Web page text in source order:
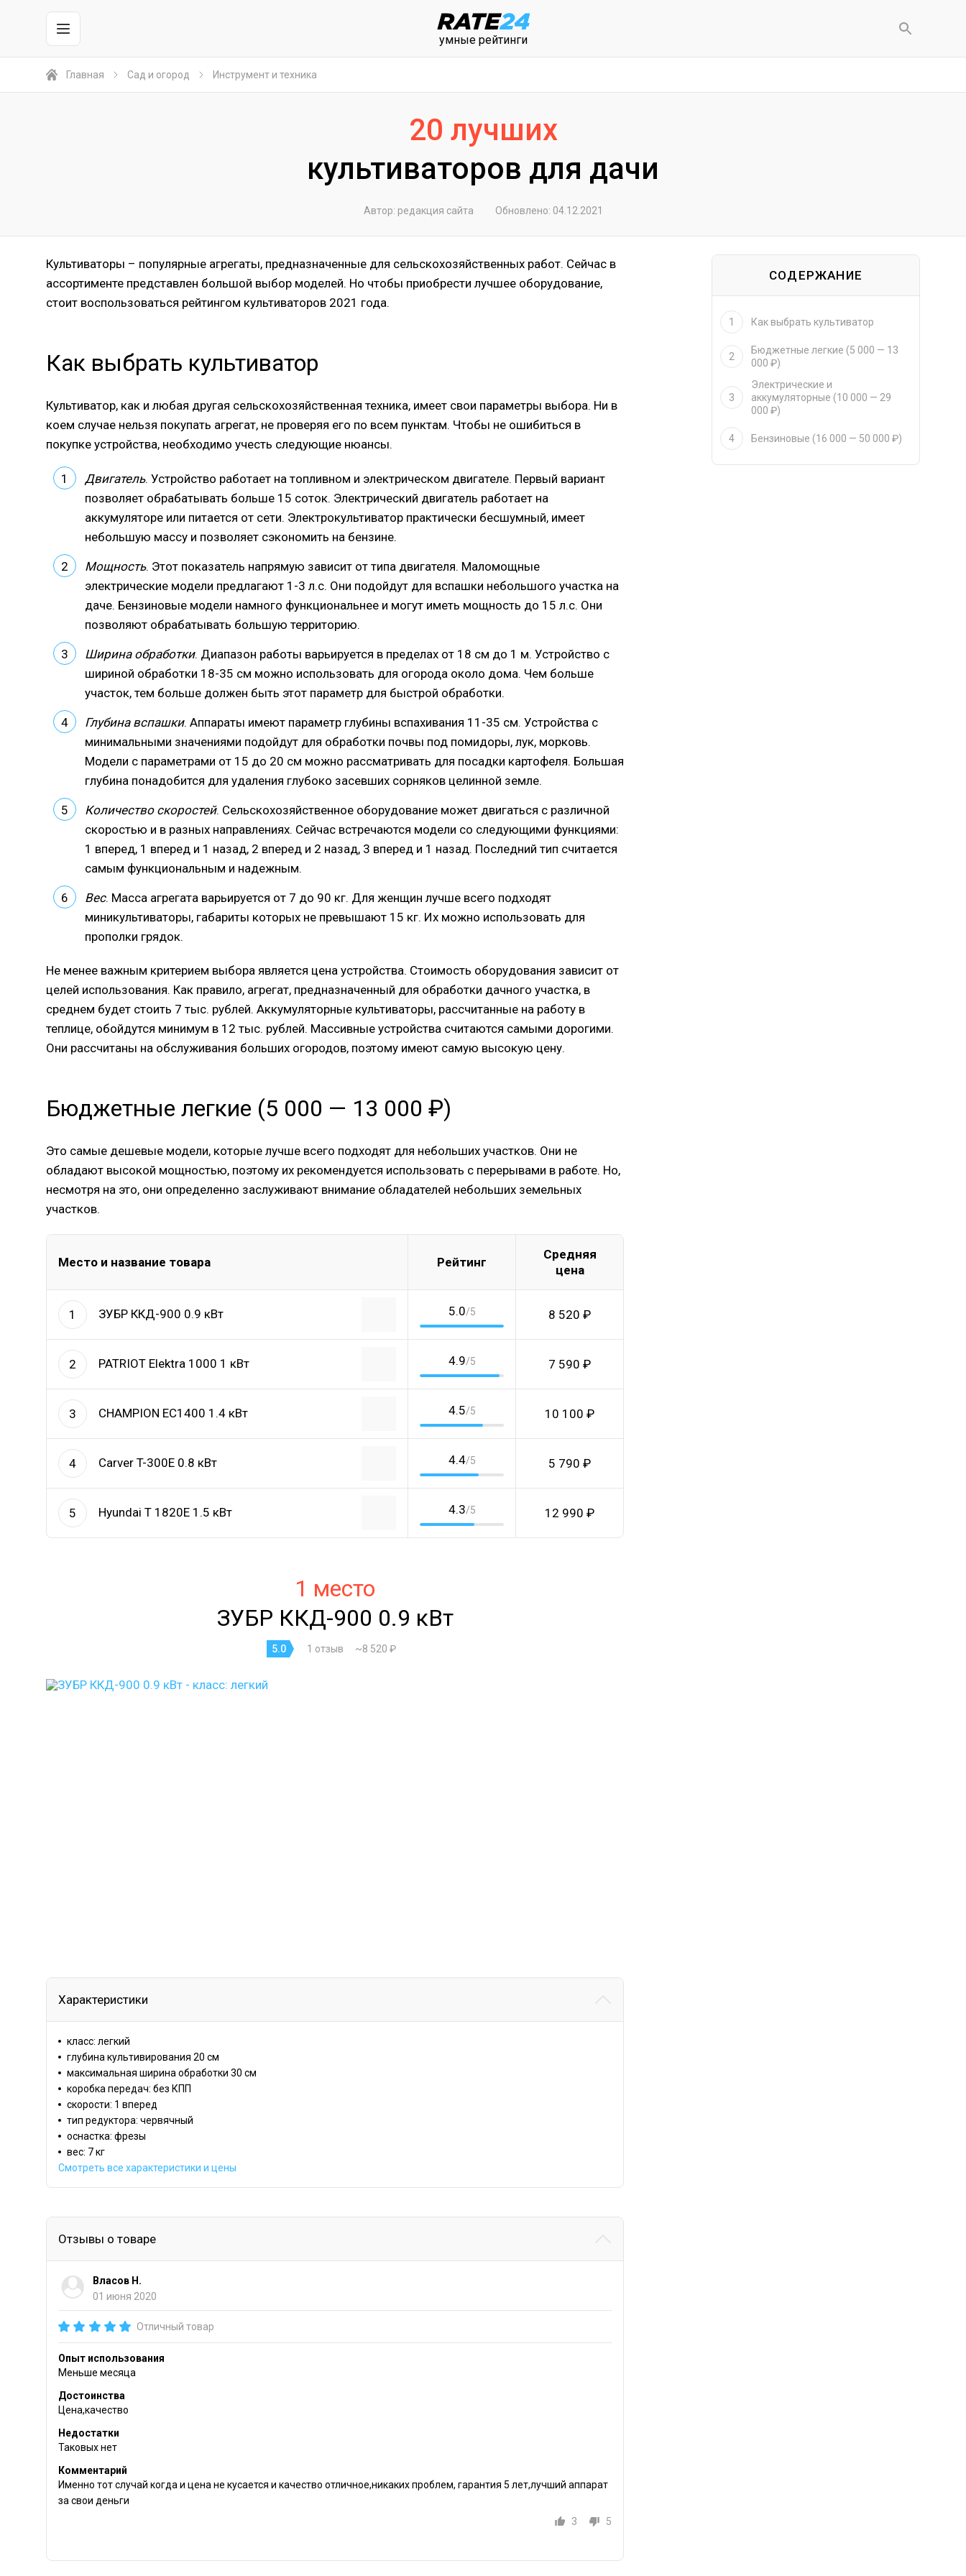
умные рейтинги
Главная Сад и огород Инструмент и техника
20 лучших
культиваторов для дачи
Автор: редакция сайта Обновлено: 04.12.2021
СОДЕРЖАНИЕ
1 Как выбрать культиватор
2
Бюджетные легкие (5 000 — 13
000 ₽)
3
Электрические и
аккумуляторные (10 000 — 29
000 ₽)
4 Бензиновые (16 000 — 50 000 ₽)
Культиваторы – популярные агрегаты, предназначенные для сельскохозяйственных работ. Сейчас в
ассортименте представлен большой выбор моделей. Но чтобы приобрести лучшее оборудование,
стоит воспользоваться рейтингом культиваторов 2021 года.
Как выбрать культиватор
Культиватор, как и любая другая сельскохозяйственная техника, имеет свои параметры выбора. Ни в
коем случае нельзя покупать агрегат, не проверяя его по всем пунктам. Чтобы не ошибиться в
покупке устройства, необходимо учесть следующие нюансы.
Двигатель. Устройство работает на топливном и электрическом двигателе. Первый вариант
позволяет обрабатывать больше 15 соток. Электрический двигатель работает на
аккумуляторе или питается от сети. Электрокультиватор практически бесшумный, имеет
небольшую массу и позволяет сэкономить на бензине.
Мощность. Этот показатель напрямую зависит от типа двигателя. Маломощные
электрические модели предлагают 1-3 л.с. Они подойдут для вспашки небольшого участка на
даче. Бензиновые модели намного функциональнее и могут иметь мощность до 15 л.с. Они
позволяют обрабатывать большую территорию.
Ширина обработки. Диапазон работы варьируется в пределах от 18 см до 1 м. Устройство с
шириной обработки 18-35 см можно использовать для огорода около дома. Чем больше
участок, тем больше должен быть этот параметр для быстрой обработки.
Глубина вспашки. Аппараты имеют параметр глубины вспахивания 11-35 см. Устройства с
минимальными значениями подойдут для обработки почвы под помидоры, лук, морковь.
Модели с параметрами от 15 до 20 см можно рассматривать для посадки картофеля. Большая
глубина понадобится для удаления глубоко засевших сорняков целинной земле.
Количество скоростей. Сельскохозяйственное оборудование может двигаться с различной
скоростью и в разных направлениях. Сейчас встречаются модели со следующими функциями:
1 вперед, 1 вперед и 1 назад, 2 вперед и 2 назад, 3 вперед и 1 назад. Последний тип считается
самым функциональным и надежным.
Вес. Масса агрегата варьируется от 7 до 90 кг. Для женщин лучше всего подходят
миникультиваторы, габариты которых не превышают 15 кг. Их можно использовать для
прополки грядок.
Не менее важным критерием выбора является цена устройства. Стоимость оборудования зависит от
целей использования. Как правило, агрегат, предназначенный для обработки дачного участка, в
среднем будет стоить 7 тыс. рублей. Аккумуляторные культиваторы, рассчитанные на работу в
теплице, обойдутся минимум в 12 тыс. рублей. Массивные устройства считаются самыми дорогими.
Они рассчитаны на обслуживания больших огородов, поэтому имеют самую высокую цену.
Бюджетные легкие (5 000 — 13 000 ₽)
Это самые дешевые модели, которые лучше всего подходят для небольших участков. Они не
обладают высокой мощностью, поэтому их рекомендуется использовать с перерывами в работе. Но,
несмотря на это, они определенно заслуживают внимание обладателей небольших земельных
участков.
Место и название товара Рейтинг
Средняя
цена
1 ЗУБР ККД-900 0.9 кВт 5.0/5 8 520 ₽
2 PATRIOT Elektra 1000 1 кВт 4.9/5 7 590 ₽
3 CHAMPION EC1400 1.4 кВт 4.5/5 10 100 ₽
4 Carver T-300E 0.8 кВт 4.4/5 5 790 ₽
5 Hyundai T 1820E 1.5 кВт 4.3/5 12 990 ₽
1 место
ЗУБР ККД-900 0.9 кВт
5.0 1 отзыв ~8 520 ₽
Характеристики
класс: легкий
глубина культивирования 20 см
максимальная ширина обработки 30 см
коробка передач: без КПП
скорости: 1 вперед
тип редуктора: червячный
оснастка: фрезы
вес: 7 кг
Смотреть все характеристики и цены
Отзывы о товаре
Власов Н.
01 июня 2020
Отличный товар
Опыт использования
Меньше месяца
Достоинства
Цена,качество
Недостатки
Таковых нет
Комментарий
Именно тот случай когда и цена не кусается и качество отличное,никаких проблем, гарантия 5 лет,лучший аппарат
за свои деньги
3
5